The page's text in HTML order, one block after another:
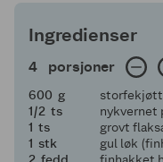
Ingredienser
4 porsjoner
4 porsjoner
600
600 g
storfekjøtt
en halv
1/2 ts
nykvernet
11 ts
grovt
11 stk
gul løk